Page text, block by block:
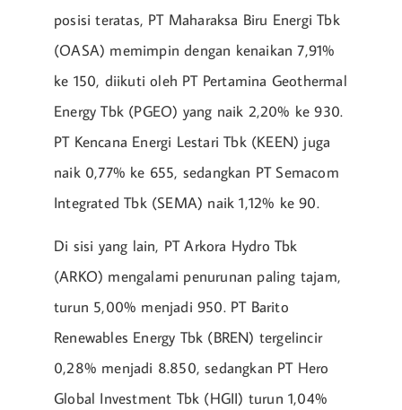
posisi teratas, PT Maharaksa Biru Energi Tbk
(OASA) memimpin dengan kenaikan 7,91%
ke 150, diikuti oleh PT Pertamina Geothermal
Energy Tbk (PGEO) yang naik 2,20% ke 930.
PT Kencana Energi Lestari Tbk (KEEN) juga
naik 0,77% ke 655, sedangkan PT Semacom
Integrated Tbk (SEMA) naik 1,12% ke 90.
Di sisi yang lain, PT Arkora Hydro Tbk
(ARKO) mengalami penurunan paling tajam,
turun 5,00% menjadi 950. PT Barito
Renewables Energy Tbk (BREN) tergelincir
0,28% menjadi 8.850, sedangkan PT Hero
Global Investment Tbk (HGII) turun 1,04%